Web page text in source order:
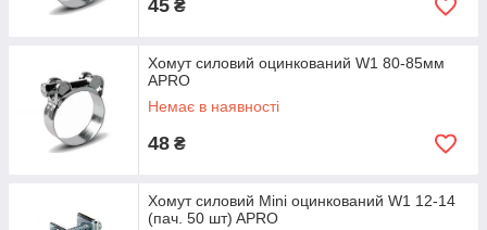
45 ₴
Хомут силовий оцинкований W1 80-85мм
APRO
Немає в наявності
48 ₴
Хомут силовий Mini оцинкований W1 12-14
(пач. 50 шт) APRO